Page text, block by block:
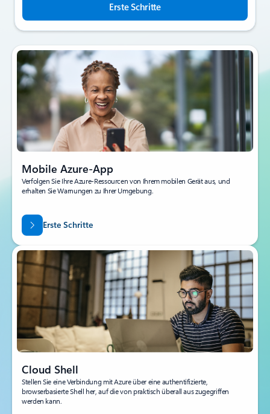
Erste Schritte
Mobile Azure-App
Verfolgen Sie Ihre Azure-Ressourcen von Ihrem mobilen Gerät aus, und
erhalten Sie Warnungen zu Ihrer Umgebung.
Erste Schritte
Cloud Shell
Stellen Sie eine Verbindung mit Azure über eine authentifizierte,
browserbasierte Shell her, auf die von praktisch überall aus zugegriffen
werden kann.